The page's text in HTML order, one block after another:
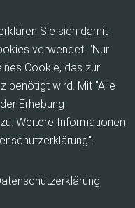
Sie sich damit
verwendet. "Nur
Cookie, das zur
benötigt wird. Mit "Alle
Erhebung
Weitere Informationen